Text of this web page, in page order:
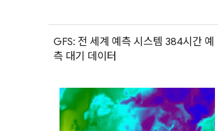
GFS: 전 세계 예측 시스템 384시간 예
측 대기 데이터